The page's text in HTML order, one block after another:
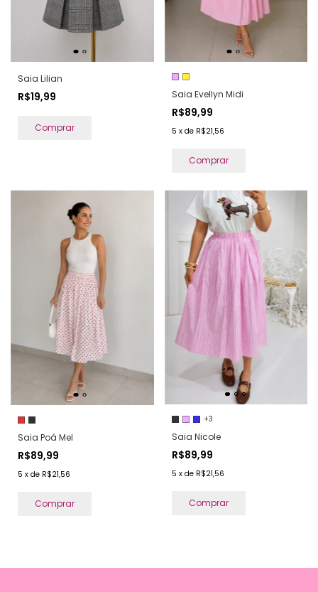
Saia Lilian
R$19,99
Comprar
Saia Evellyn Midi
R$89,99
5 x de R$21,56
Comprar
Saia Poá Mel
R$89,99
5 x de R$21,56
Comprar
+3
Saia Nicole
R$89,99
5 x de R$21,56
Comprar